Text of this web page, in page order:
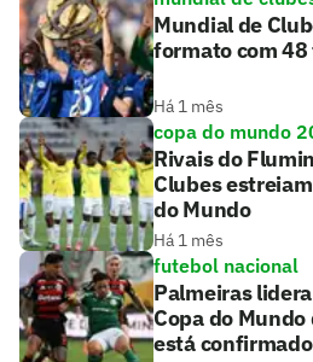
Mundial de
formato com
Há 1 mês
copa do mundo
Rivais do
Clubes
do Mundo
Há 1 mês
futebol nacional
Palmeiras
Copa do
está confirmado